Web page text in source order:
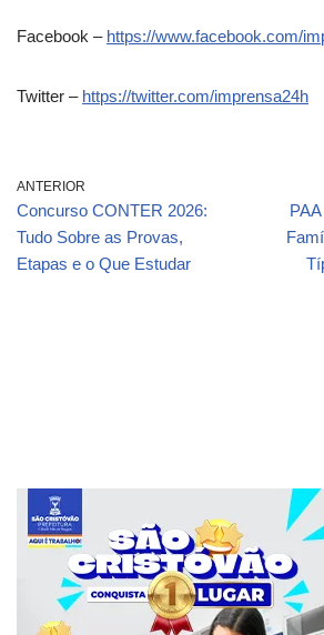
Facebook – https://www.facebook.com/
Twitter – https://twitter.com/imprensa24h
ANTERIOR
Concurso CONTER 2026:
Tudo Sobre as Provas,
Etapas e o Que Estudar